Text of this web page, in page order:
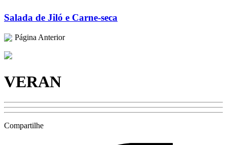
Salada de Jiló e Carne-seca
Página Anterior
VERAN
Compartilhe